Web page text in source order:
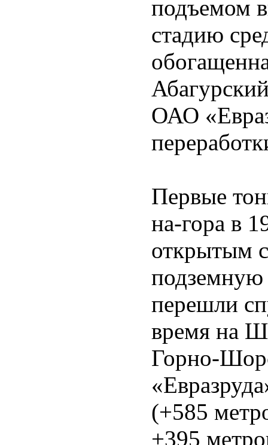
подъемом
стадию
ОАО
Первые
на-гора в
открытым
подземную
перешли
время на
Горно-
(+585
+395